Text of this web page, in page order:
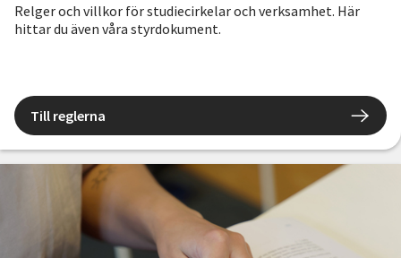
Relger och villkor för studiecirkelar och verksamhet. Här
hittar du även våra styrdokument.
Till reglerna